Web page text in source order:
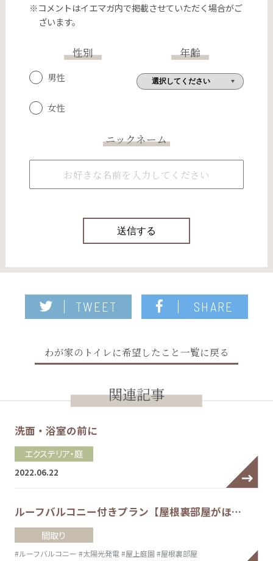
※コメントはイエマガ内で掲載させていただく場合がご
ざいます。
性別
男性
女性
年齢
ニックネーム
TWEET SHARE
わが家のトイレに希望したこと一覧に戻る
関連記事
洗面・浴室の前に
エクステリア・庭
2022.06.22
ルーフバルコニー付きプラン【屋根裏部屋がほ…
間取り
#ルーフバルコニー #太陽光発電 #屋上庭園 #屋根裏部屋